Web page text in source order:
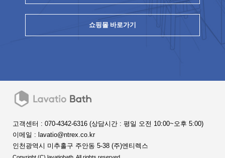
쇼핑몰 바로가기
고객센터 : 070-4342-6316 (상담시간 : 평일 오전 10:00~오후 5:00)
이메일 : lavatio@ntrex.co.kr
인천광역시 미추홀구 주안동 5-38 (주)엔티렉스
Copyright (C) lavatiobath. All rights reserved.